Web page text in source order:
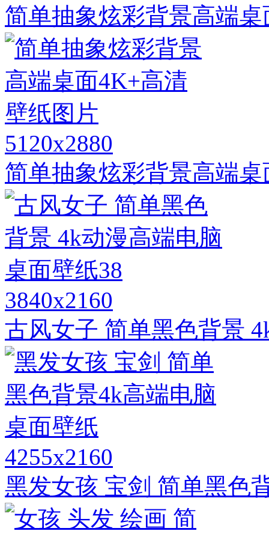
简单抽象炫彩背景高端
5120x2880
简单抽象炫彩背景高端
3840x2160
古风女子 简单黑色背景
4255x2160
黑发女孩 宝剑 简单黑色